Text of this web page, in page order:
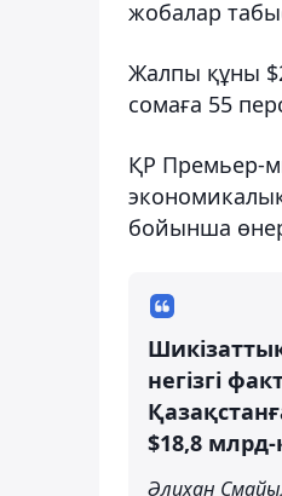
жобалар
Жалпы құны
сомаға 55
ҚР Премьер-
бойынша
негізгі
$18,8
Әлихан